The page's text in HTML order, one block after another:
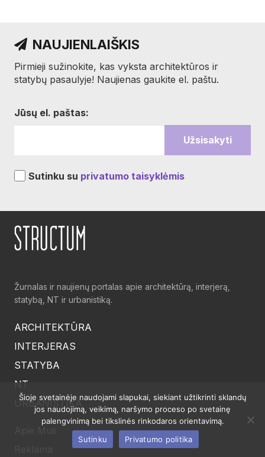
NAUJIENLAIŠKIS
Pirmieji sužinokite, kas vyksta architektūros ir
statybų pasaulyje! Naujienas gaukite el. paštu.
Jūsų el. paštas:
Sutinku su privatumo taisyklėmis
Žurnalas ir naujienų portalas apie architektūrą, interjerą,
statybą, NT ir urbanistiką.
ARCHITEKTŪRA
INTERJERAS
STATYBA
NT
URBANISTIKA
Šioje svetainėje naudojami slapukai, siekiant užtikrinti sklandų
jos naudojimą, veikimą, naršymo proceso po svetainę
palengvinimą bei tikslinės rinkodaros orientavimą.
Sutinku
Privatumo politika